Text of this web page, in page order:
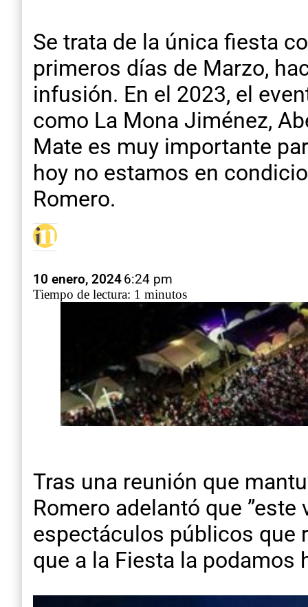
Se trata de la única fiesta
primeros días de Marzo,
infusión. En el 2023, el
como La Mona Jiménez,
Mate es muy importante
hoy no estamos en
Romero.
10 enero, 20246:24 pm
Tiempo de lectura: 1 minutos
Tras una reunión que
Romero adelantó que
espectáculos públicos que
que a la Fiesta la podamos